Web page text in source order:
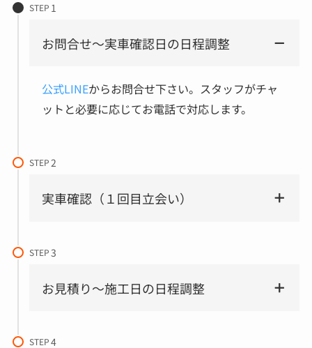
STEP
お問合せ～実車確認日の日程調整
公式LINEからお問合せ下さい。スタッフがチャ
ットと必要に応じてお電話で対応します。
STEP
実車確認（１回目立会い）
STEP
お見積り～施工日の日程調整
STEP